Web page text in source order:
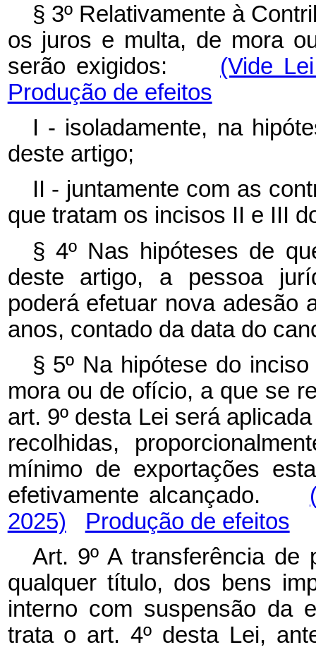
§ 3º Relativamente à
os juros e multa, de mora
serão exigidos: (Vide
Produção de efeitos
I - isoladamente, na
deste artigo;
II - juntamente com as
que tratam os incisos II e III
§ 4º Nas hipóteses de
deste artigo, a pessoa
poderá efetuar nova adesão
anos, contado da data do
§ 5º Na hipótese do
mora ou de ofício, a que se
art. 9º desta Lei será
recolhidas,
mínimo de exportações
efetivamente alcançado.
2025)
Produção de efeitos
Art. 9º A transferência
qualquer título, dos bens
interno com suspensão da
trata o art. 4º desta Lei,